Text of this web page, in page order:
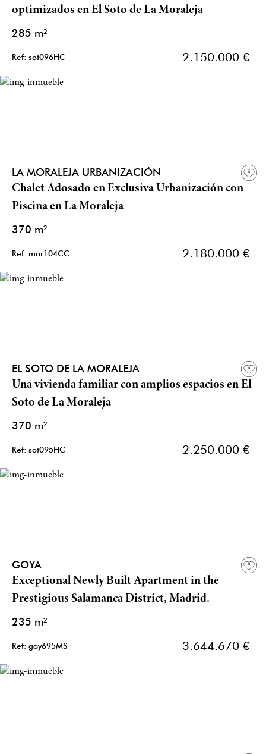
optimizados en El Soto de La Moraleja
285 m²
Ref: sot096HC 2.150.000 €
LA MORALEJA URBANIZACIÓN
Chalet Adosado en Exclusiva Urbanización con
Piscina en La Moraleja
370 m²
Ref: mor104CC 2.180.000 €
EL SOTO DE LA MORALEJA
Una vivienda familiar con amplios espacios en El
Soto de La Moraleja
370 m²
Ref: sot095HC 2.250.000 €
GOYA
Exceptional Newly Built Apartment in the
Prestigious Salamanca District, Madrid.
235 m²
Ref: goy695MS 3.644.670 €